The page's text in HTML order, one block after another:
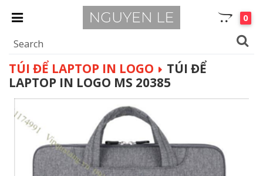
0
TÚI ĐỂ LAPTOP IN LOGO
TÚI ĐỂ
LAPTOP IN LOGO MS 20385